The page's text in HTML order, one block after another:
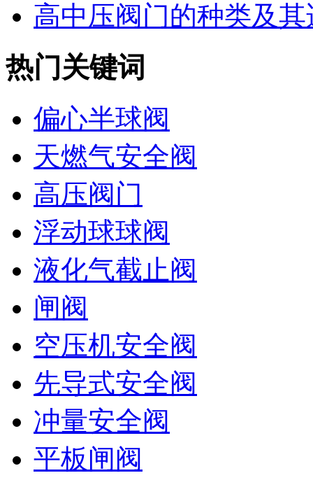
高中压阀门的种类及其
热门关键词
偏心半球阀
天燃气安全阀
高压阀门
浮动球球阀
液化气截止阀
闸阀
空压机安全阀
先导式安全阀
冲量安全阀
平板闸阀